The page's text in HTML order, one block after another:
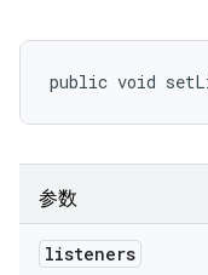
public void
参数
listeners